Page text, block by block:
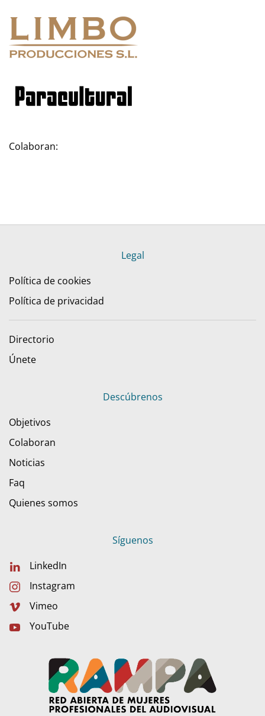
Colaboran:
Legal
Política de cookies
Política de privacidad
Directorio
Únete
Descúbrenos
Objetivos
Colaboran
Noticias
Faq
Quienes somos
Síguenos
LinkedIn
Instagram
Vimeo
YouTube